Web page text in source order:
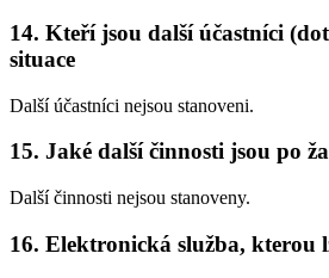
14. Kteří jsou další účastníci
situace
Další účastníci nejsou stanoveni.
15. Jaké další činnosti jsou po
Další činnosti nejsou stanoveny.
16. Elektronická služba, kterou